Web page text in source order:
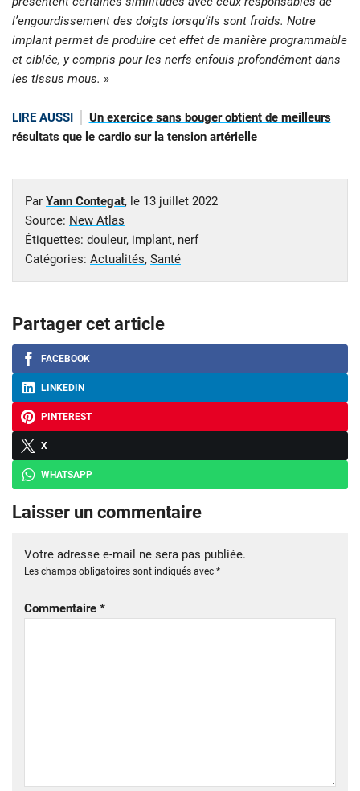
l’engourdissement des doigts lorsqu’ils sont froids. Notre
implant permet de produire cet effet de manière programmable
et ciblée, y compris pour les nerfs enfouis profondément dans
les tissus mous. »
LIRE AUSSI
Un exercice sans bouger obtient de meilleurs
résultats que le cardio sur la tension artérielle
Par Yann Contegat, le 13 juillet 2022
Source: New Atlas
Étiquettes: douleur, implant, nerf
Catégories: Actualités, Santé
Partager cet article
FACEBOOK
LINKEDIN
PINTEREST
X
WHATSAPP
Laisser un commentaire
Votre adresse e-mail ne sera pas publiée.
Les champs obligatoires sont indiqués avec *
Commentaire *